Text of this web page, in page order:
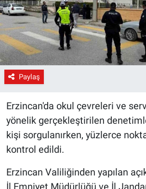
Paylaş
Erzincan'da okul çevreleri ve
yönelik gerçekleştirilen
kişi sorgulanırken, yüzlerce
kontrol edildi.
Erzincan Valiliğinden yapılan
İl Emniyet Müdürlüğü ve İl
Sağlık
Siyaset
Spor
Yerel